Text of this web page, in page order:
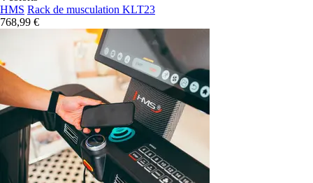
HMS Rack de musculation KLT23
768,99 €